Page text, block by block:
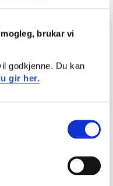
brukar vi
godkjenne. Du kan
gir her.
generellanestesi,
på funksjonsfriske
i regional og
og i rettleiing
pasienten, samt
fri luftveg og
pasient med